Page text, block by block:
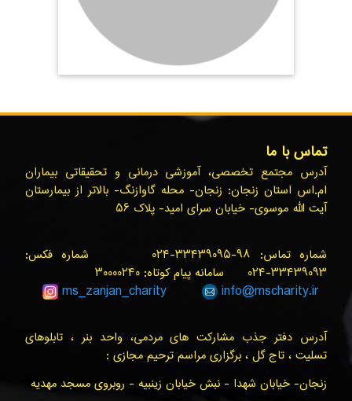
تماس با ما
آدرس مجتمع تخصصی، آموزشی درمانی و تحقیقاتی بیماران
ام.اس استان زنجان: زنجان- محله گاوازنگ- بالاتر از بیمارستان
آیت الله موسوی- خیابان سرای امید- پلاک ۵۶
شماره تماس: ۹۸-۳۳۴۳۹۰۹۵-۰۲۴ شماره فکس:
۳۳۴۳۹۰۹۳-۰۲۴ سامانه پیام کوتاه: ۳۰۰۰۰۲۴۰
ms_zanjan_charity info@mscharity.ir
آدرس دفتر جذب مشارکت های مردمی، واحد بنر ، تابلوهای
تسلیت ، تاج گل ، برگزاری مراسم ترحیم مجازی :
زنجان- خیابان شهدا - نبش خیابان زینبیه - روبروی مسجد مهدیه